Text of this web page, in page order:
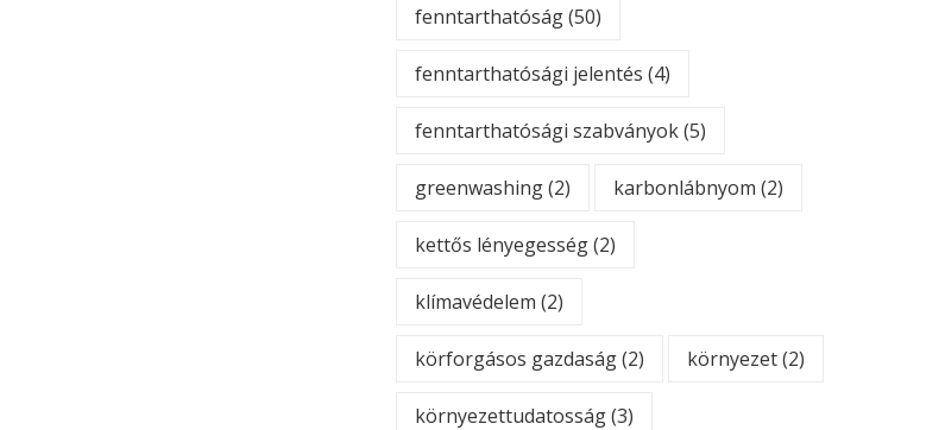
fenntarthatóság(50)
fenntarthatósági jelentés (4)
fenntarthatósági szabványok(5)
greenwashing(2) karbonlábnyom (2)
kettős lényegesség(2)
klímavédelem (2)
körforgásos gazdaság(2) környezet(2)
környezettudatosság(3)